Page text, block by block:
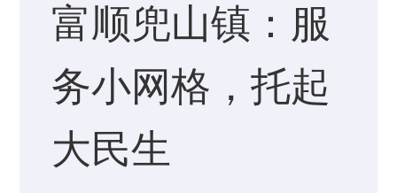
富顺兜山镇：服
务小网格，托起
大民生